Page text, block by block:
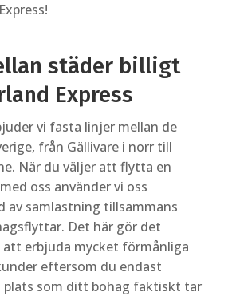
städer billigt
Express
vi fasta linjer mellan de
från Gällivare i norr till
När du väljer att flytta en
oss använder vi oss
av samlastning tillsammans
Det här gör det
erbjuda mycket förmånliga
eftersom du endast
plats som ditt bohag faktiskt tar